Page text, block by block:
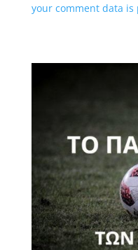
your comment data is